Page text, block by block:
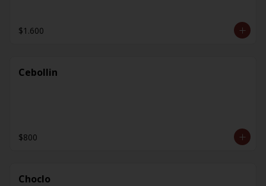
$1.600
Cebollin
$800
Choclo